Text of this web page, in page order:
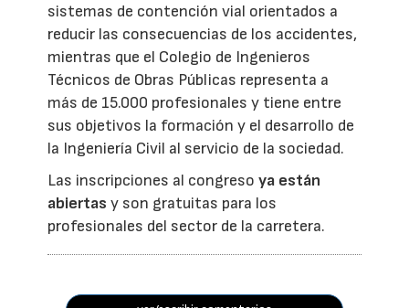
sistemas de contención vial orientados a
reducir las consecuencias de los accidentes,
mientras que el Colegio de Ingenieros
Técnicos de Obras Públicas representa a
más de 15.000 profesionales y tiene entre
sus objetivos la formación y el desarrollo de
la Ingeniería Civil al servicio de la sociedad.
Las inscripciones al congresoya están
abiertas y son gratuitas para los
profesionales del sector de la carretera.